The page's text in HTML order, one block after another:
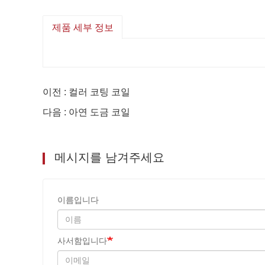
제품 세부 정보
이전 : 컬러 코팅 코일
다음 : 아연 도금 코일
메시지를 남겨주세요
이름입니다
사서함입니다